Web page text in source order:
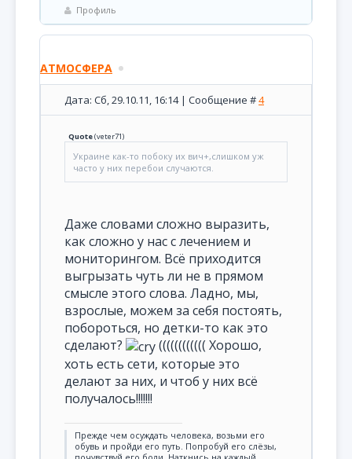
Профиль
АТМОСФЕРА
Дата: Сб, 29.10.11, 16:14 | Сообщение #4
Quote(veter71)
Украине как-то побоку их вич+,слишком уж
часто у них перебои случаются.
Даже словами сложно выразить,
как сложно у нас с лечением и
мониторингом. Всё приходится
выгрызать чуть ли не в прямом
смысле этого слова. Ладно, мы,
взрослые, можем за себя постоять,
побороться, но детки-то как это
сделают?
(((((((((((( Хорошо,
хоть есть сети, которые это
делают за них, и чтоб у них всё
получалось!!!!!!!
Прежде чем осуждать человека, возьми его
обувь и пройди его путь. Попробуй его слёзы,